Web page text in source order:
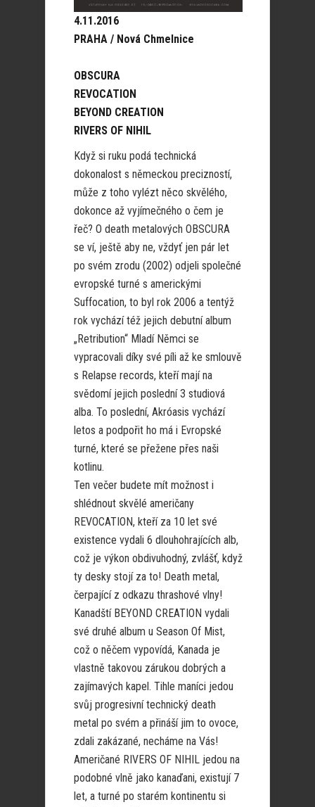
4.11.2016
PRAHA / Nová Chmelnice
OBSCURA
REVOCATION
BEYOND CREATION
RIVERS OF NIHIL
Když si ruku podá technická
dokonalost s německou precizností,
může z toho vylézt něco skvělého,
dokonce až vyjímečného o čem je
řeč? O death metalových OBSCURA
se ví, ještě aby ne, vždyť jen pár let
po svém zrodu (2002) odjeli společné
evropské turné s americkými
Suffocation, to byl rok 2006 a tentýž
rok vychází též jejich debutní album
„Retribution“ Mladí Němci se
vypracovali díky své píli až ke smlouvě
s Relapse records, kteří mají na
svědomí jejich poslední 3 studiová
alba. To poslední, Akróasis vychází
letos a podpořit ho má i Evropské
turné, které se přežene přes naši
kotlinu.
Ten večer budete mít možnost i
shlédnout skvělé američany
REVOCATION, kteří za 10 let své
existence vydali 6 dlouhohrajících alb,
což je výkon obdivuhodný, zvlášť, když
ty desky stojí za to! Death metal,
čerpající z odkazu thrashové vlny!
Kanadští BEYOND CREATION vydali
své druhé album u Season Of Mist,
což o něčem vypovídá, Kanada je
vlastně takovou zárukou dobrých a
zajímavých kapel. Tihle maníci jedou
svůj progresivní technický death
metal po svém a přináší jim to ovoce,
zdali zakázané, necháme na Vás!
Američané RIVERS OF NIHIL jedou na
podobné vlně jako kanaďani, existují 7
let, a turné po starém kontinentu si